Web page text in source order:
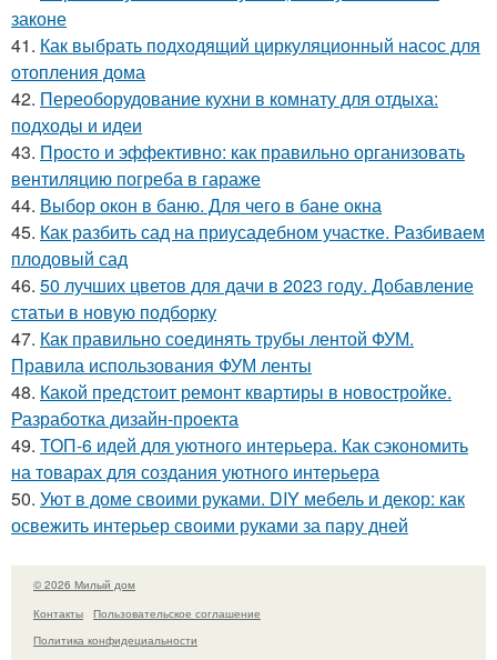
законе
41. Как выбрать подходящий циркуляционный насос для
отопления дома
42. Переоборудование кухни в комнату для отдыха:
подходы и идеи
43. Просто и эффективно: как правильно организовать
вентиляцию погреба в гараже
44. Выбор окон в баню. Для чего в бане окна
45. Как разбить сад на приусадебном участке. Разбиваем
плодовый сад
46. 50 лучших цветов для дачи в 2023 году. Добавление
статьи в новую подборку
47. Как правильно соединять трубы лентой ФУМ.
Правила использования ФУМ ленты
48. Какой предстоит ремонт квартиры в новостройке.
Разработка дизайн-проекта
49. ТОП-6 идей для уютного интерьера. Как сэкономить
на товарах для создания уютного интерьера
50. Уют в доме своими руками. DIY мебель и декор: как
освежить интерьер своими руками за пару дней
© 2026 Милый дом
Контакты
Пользовательское соглашение
Политика конфидециальности